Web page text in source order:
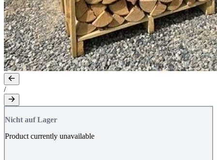
/
Nicht auf Lager
Product currently unavailable